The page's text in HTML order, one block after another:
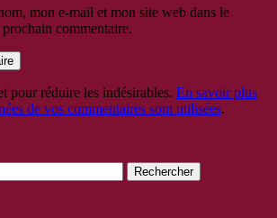
mon e-mail et mon site web dans le
commentaire.
pour réduire les indésirables. En savoir plus
de vos commentaires sont utilisées.